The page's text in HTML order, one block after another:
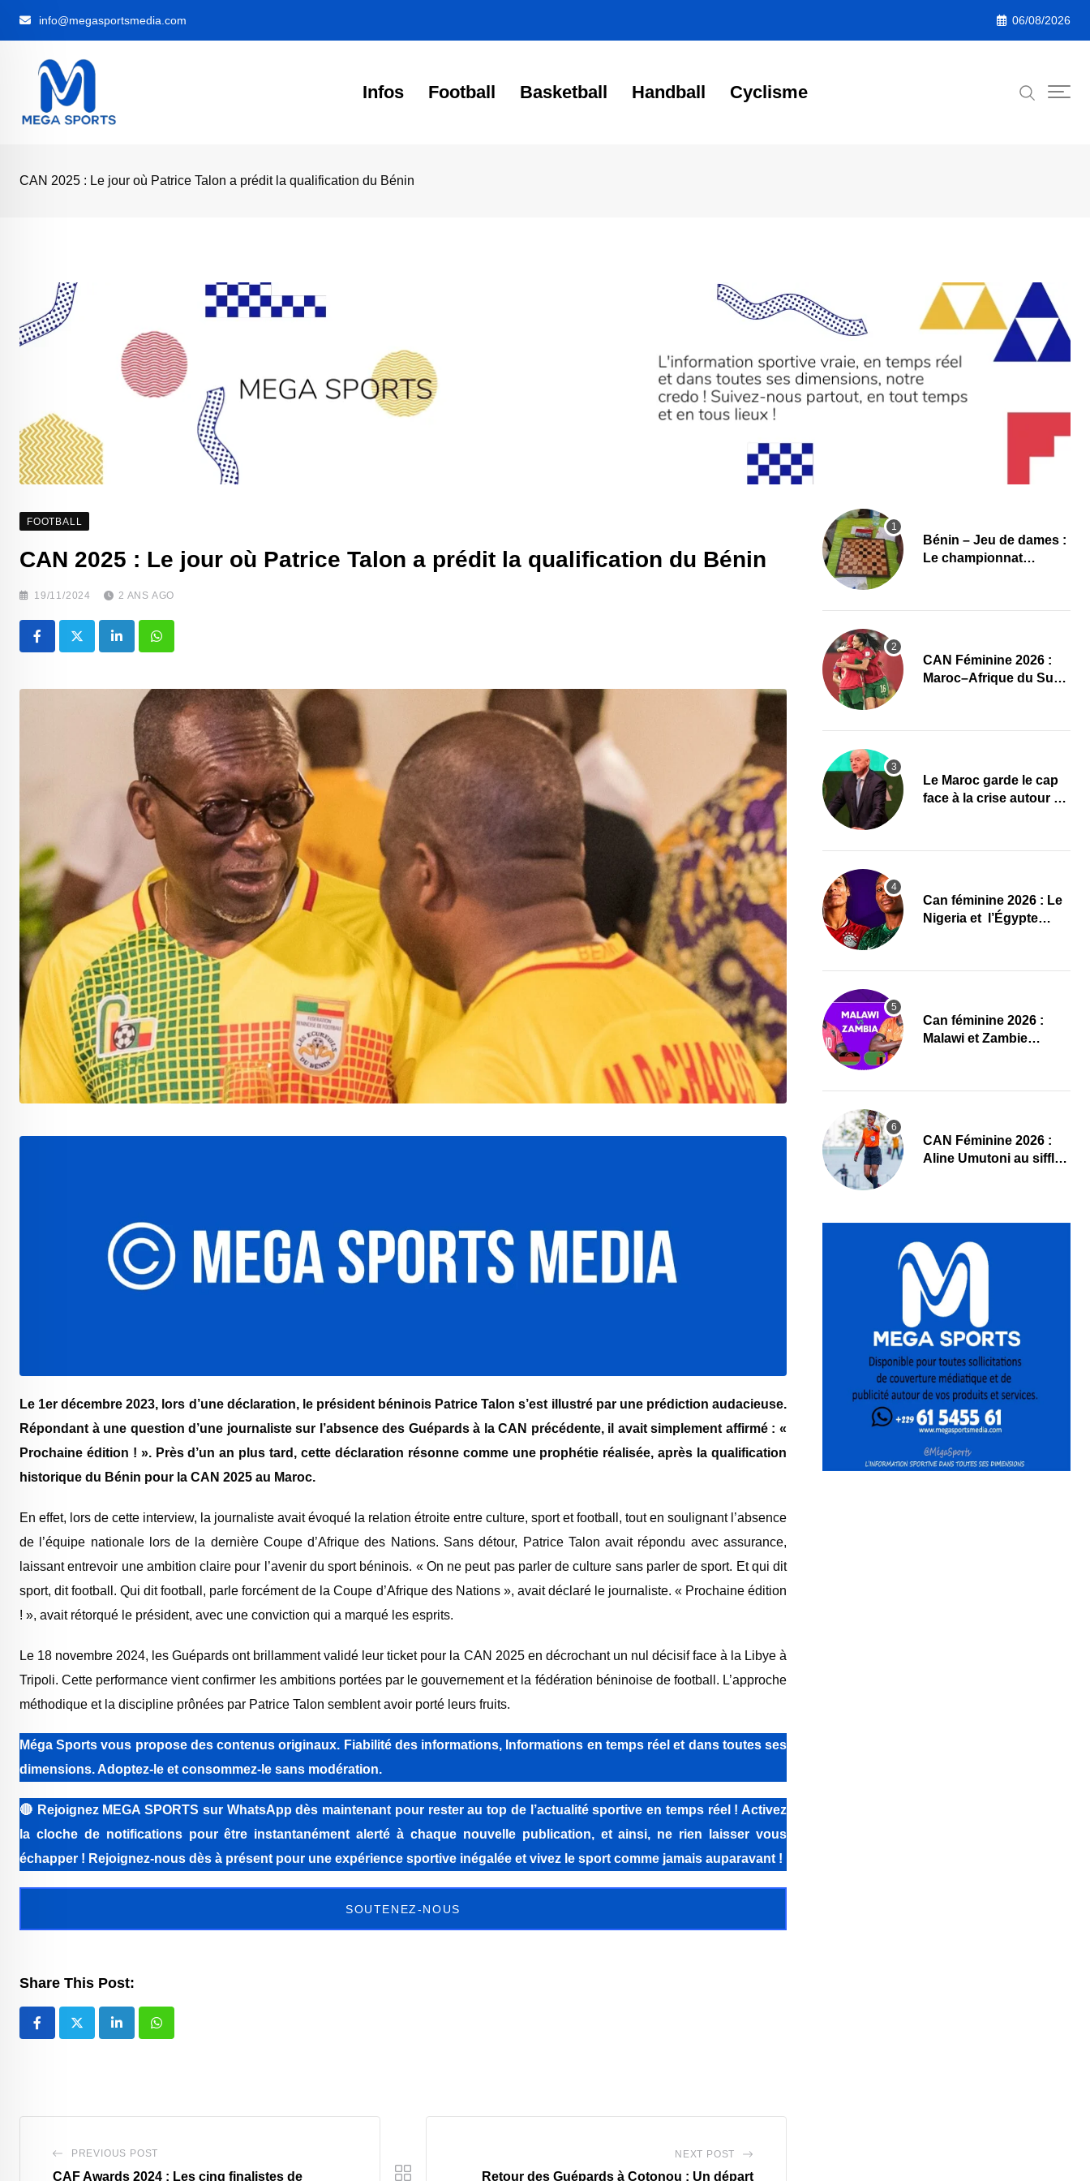
info@megasportsmedia.com 06/08/2026
Infos Football Basketball Handball Cyclisme
CAN 2025 : Le jour où Patrice Talon a prédit la qualification du Bénin
FOOTBALL
CAN 2025 : Le jour où Patrice Talon a prédit la qualification du Bénin
19/11/2024 2 ANS AGO
LinkedIn Whatsapp
Le 1er décembre 2023, lors d’une déclaration, le président béninois Patrice Talon s’est illustré par une prédiction audacieuse.
Répondant à une question d’une journaliste sur l’absence des Guépards à la CAN précédente, il avait simplement affirmé : «
Prochaine édition ! ». Près d’un an plus tard, cette déclaration résonne comme une prophétie réalisée, après la qualification
historique du Bénin pour la CAN 2025 au Maroc.
En effet, lors de cette interview, la journaliste avait évoqué la relation étroite entre culture, sport et football, tout en soulignant l’absence
de l’équipe nationale lors de la dernière Coupe d’Afrique des Nations. Sans détour, Patrice Talon avait répondu avec assurance,
laissant entrevoir une ambition claire pour l’avenir du sport béninois. « On ne peut pas parler de culture sans parler de sport. Et qui dit
sport, dit football. Qui dit football, parle forcément de la Coupe d’Afrique des Nations », avait déclaré le journaliste. « Prochaine édition
! », avait rétorqué le président, avec une conviction qui a marqué les esprits.
Le 18 novembre 2024, les Guépards ont brillamment validé leur ticket pour la CAN 2025 en décrochant un nul décisif face à la Libye à
Tripoli. Cette performance vient confirmer les ambitions portées par le gouvernement et la fédération béninoise de football. L’approche
méthodique et la discipline prônées par Patrice Talon semblent avoir porté leurs fruits.
Méga Sports vous propose des contenus originaux. Fiabilité des informations, Informations en temps réel et dans toutes ses
dimensions. Adoptez-le et consommez-le sans modération.
🔴 Rejoignez MEGA SPORTS sur WhatsApp dès maintenant pour rester au top de l’actualité sportive en temps réel ! Activez
la cloche de notifications pour être instantanément alerté à chaque nouvelle publication, et ainsi, ne rien laisser vous
échapper ! Rejoignez-nous dès à présent pour une expérience sportive inégalée et vivez le sport comme jamais auparavant !
SOUTENEZ-NOUS
Share This Post:
LinkedInWhatsapp
PREVIOUS POST
CAF Awards 2024 : Les cinq finalistes de
NEXT POST
Retour des Guépards à Cotonou : Un départ
Bénin – Jeu de dames :
Le championnat
conquête du sacre
CAN Féminine 2026 :
Maroc–Afrique du Sud,
Le Maroc garde le cap
face à la crise autour de
‎Can féminine 2026 : Le
Nigeria et l’Égypte
‎Can féminine 2026 :
Malawi et Zambie
‎CAN Féminine 2026 :
Aline Umutoni au sifflet